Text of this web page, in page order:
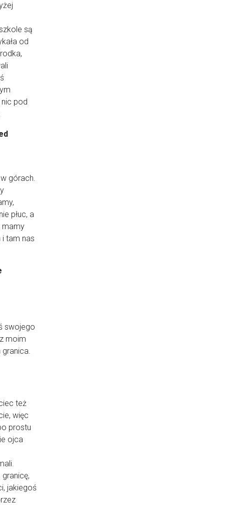
są
od
pod
górach.
płuc, a
mamy
i tam nas
swojego
moim
granica.
też
więc
prostu
ojca
jakiegoś